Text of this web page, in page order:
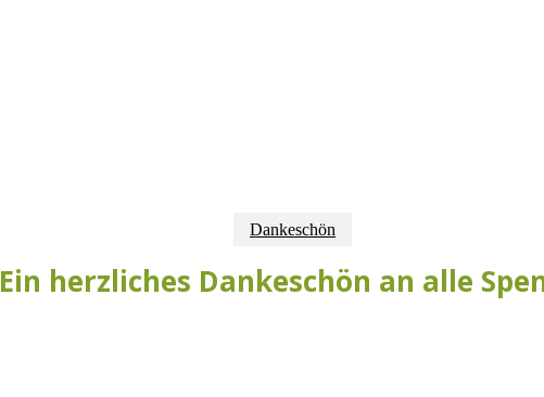
Dankeschön
Ein herzliches Dankeschön an alle